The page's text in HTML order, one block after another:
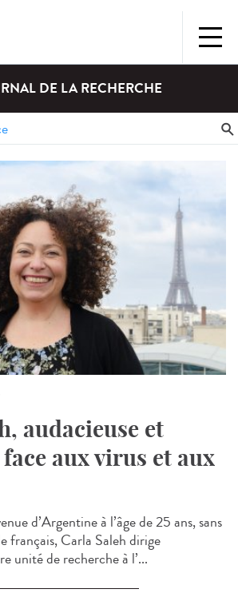
DE LA RECHERCHE
audacieuse et
aux virus et aux
d’Argentine à l’âge de 25 ans, sans
français, Carla Saleh dirige
unité de recherche à l’...